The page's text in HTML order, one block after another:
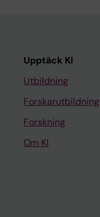
Upptäck KI
Utbildning
Forskarutbildning
Forskning
Om KI